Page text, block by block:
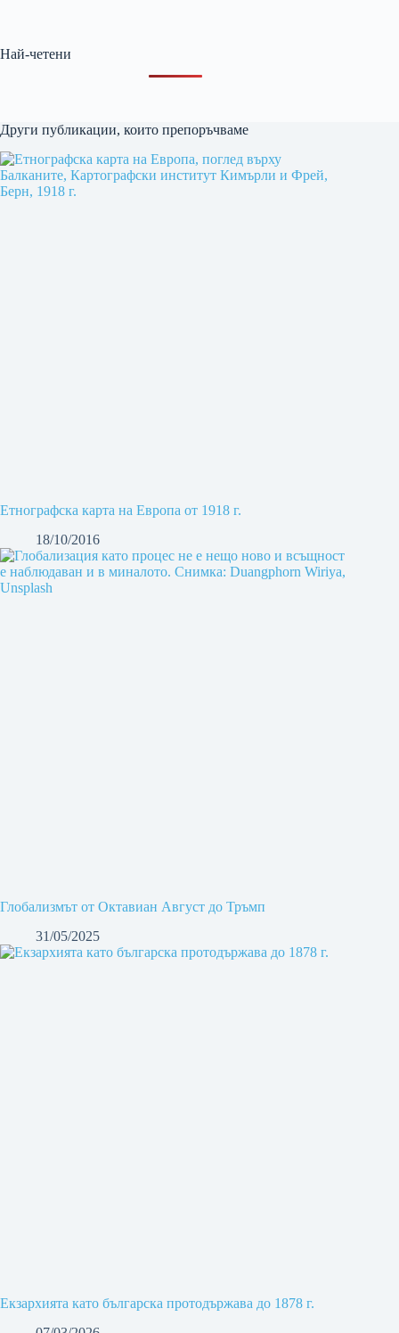
Най-четени
Други публикации, които препоръчваме
Етнографска карта на Европа от 1918 г.
18/10/2016
Глобализмът от Октавиан Август до Тръмп
31/05/2025
Екзархията като българска протодържава до 1878 г.